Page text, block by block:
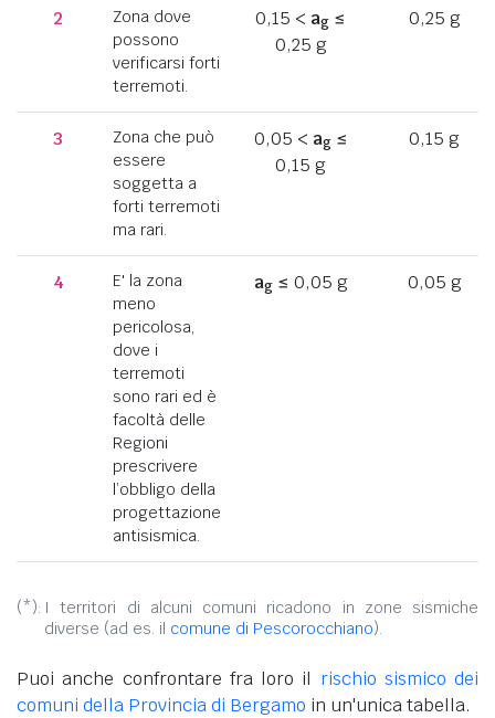
2
Zona dove
possono
verificarsi forti
terremoti.
0,15 < ag ≤
0,25 g
0,25 g
3
Zona che può
essere
soggetta a
forti terremoti
ma rari.
0,05 < ag≤
0,15 g
0,15 g
4
E' la zona
meno
pericolosa,
dove i
terremoti
sono rari ed è
facoltà delle
Regioni
prescrivere
l’obbligo della
progettazione
antisismica.
ag≤ 0,05 g 0,05 g
(*): I territori di alcuni comuni ricadono in zone sismiche
diverse (ad es. il comune di Pescorocchiano).
Puoi anche confrontare fra loro il rischio sismico dei
comuni della Provincia di Bergamo in un'unica tabella.